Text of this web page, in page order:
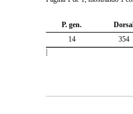
P. gen.
14
354
|